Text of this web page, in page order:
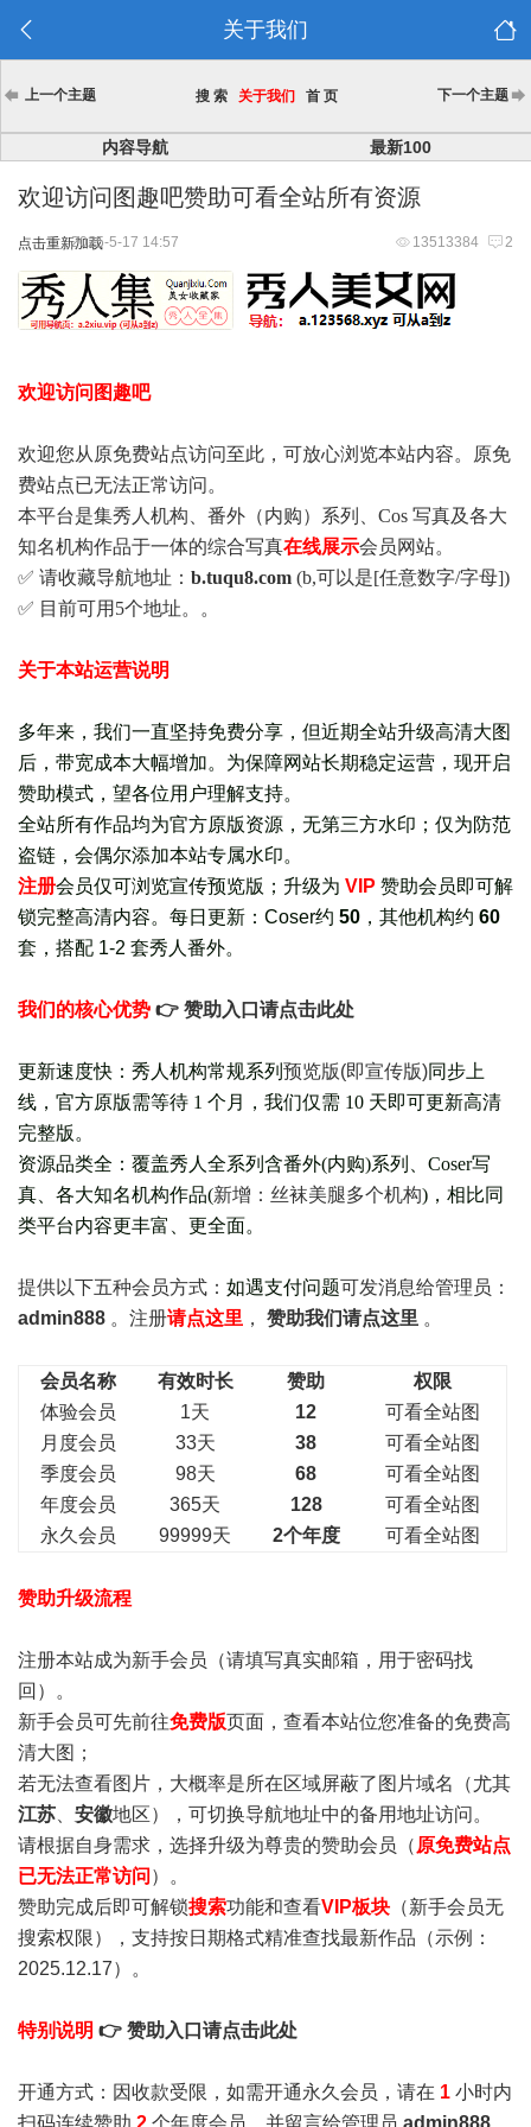
关于我们
上一个主题 搜 索 关于我们 首 页 下一个主题
内容导航 最新100
欢迎访问图趣吧赞助可看全站所有资源
点击重新加载 13513384 2
2025-5-17 14:57
欢迎访问图趣吧
欢迎您从原免费站点访问至此，可放心浏览本站内容。原免
费站点已无法正常访问。
本平台是集秀人机构、番外（内购）系列、Cos 写真及各大
知名机构作品于一体的综合写真在线展示会员网站。
✅ 请收藏导航地址： b.tuqu8.com (b,可以是[任意数字/字母])
✅ 目前可用5个地址。。
关于本站运营说明
多年来，我们一直坚持免费分享，但近期全站升级高清大图
后，带宽成本大幅增加。为保障网站长期稳定运营，现开启
赞助模式，望各位用户理解支持。
全站所有作品均为官方原版资源，无第三方水印；仅为防范
盗链，会偶尔添加本站专属水印。
注册会员仅可浏览宣传预览版 ； 升级为 VIP 赞助会员即可解
锁完整高清内容。每日更新： Coser约 50 ，其他机构约 60
套， 搭配 1-2 套秀人番外。
我们的核心优势 👉 赞助入口请点击此处
更新速度快：秀人机构常规系列 预览版(即宣传版)同步上
线，官方原版需等待 1 个月，我们仅需 10 天即可更新高清
完整版。
资源品类全：覆盖秀人全系列含番外(内购)系列、Coser写
真、各大知名机构作品(新增：丝袜美腿多个机构)，相比同
类平台内容更丰富、更全面。
提供以下五种会员方式： 如遇支付问题可发消息给管理员：
admin888 。注册请点这里 ， 赞助我们请点这里 。
会员名称 有效时长 赞助
权限
体验会员
1天 12
可看全站图
月度会员
33天 38
可看全站图
季度会员
98天 68
可看全站图
年度会员
365天 128
可看全站图
永久会员
99999天 2个年度 可看全站图
赞助升级流程
注册本站成为新手会员 （请填写真实邮箱，用于密码找
回）。
新手会员可先前往免费版页面，查看本站位您准备的免费高
清大图；
若无法查看图片，大概率是所在区域屏蔽了图片域名（尤其
江苏
安徽地区），可切换导航地址中的备用地址访问。
请根据自身需求，选择升级为尊贵的赞助会员（ 原免费站点
已无法正常访问 ）。
赞助完成后即可解锁搜索功能和查看VIP板块 （新手会员无
搜索权限），支持按日期格式精准查找最新作品（示例：
2025.12.17）。
特别说明 👉 赞助入口请点击此处
开通方式：因收款受限，如需开通永久会员，请在 1 小时内
扫码连续赞助 2 个年度会员，并留言给管理员 admin888